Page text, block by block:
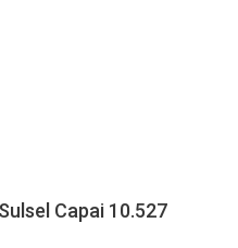
Capai 10.527